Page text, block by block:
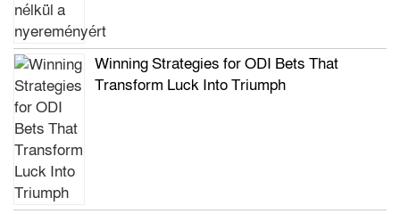
Winning Strategies for ODI Bets That
Transform Luck Into Triumph